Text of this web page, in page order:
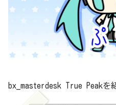
bx_masterdesk True Peakを